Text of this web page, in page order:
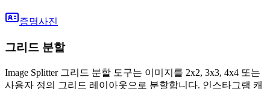
증명사진
그리드 분할
Image Splitter 그리드 분할 도구는 이미지를 2x2, 3x3, 4x4 또는
사용자 정의 그리드 레이아웃으로 분할합니다. 인스타그램 캐